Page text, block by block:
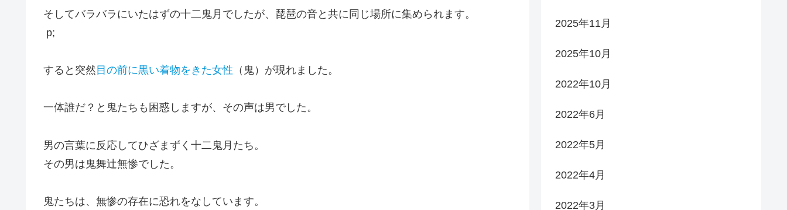
そしてバラバラにいたはずの十二鬼月でしたが、琵琶の音と共に同じ場所に集められます。
p;
すると突然 目の前に黒い着物をきた女性 （鬼）が現れました。
一体誰だ？と鬼たちも困惑しますが、その声は男でした。
男の言葉に反応してひざまずく十二鬼月たち。
その男は鬼舞辻無惨でした。
鬼たちは、無惨の存在に恐れをなしています。
2025年11月
2025年10月
2022年10月
2022年6月
2022年5月
2022年4月
2022年3月